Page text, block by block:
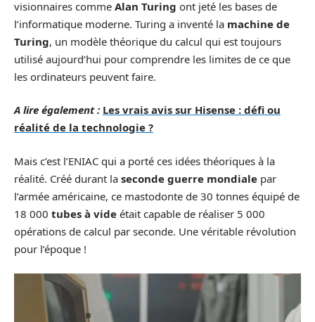
visionnaires comme Alan Turing ont jeté les bases de
l’informatique moderne. Turing a inventé la machine de
Turing, un modèle théorique du calcul qui est toujours
utilisé aujourd’hui pour comprendre les limites de ce que
les ordinateurs peuvent faire.
A lire également : Les vrais avis sur Hisense : défi ou
réalité de la technologie ?
Mais c’est l’ENIAC qui a porté ces idées théoriques à la
réalité. Créé durant la seconde guerre mondiale par
l’armée américaine, ce mastodonte de 30 tonnes équipé de
18 000 tubes à vide était capable de réaliser 5 000
opérations de calcul par seconde. Une véritable révolution
pour l’époque !